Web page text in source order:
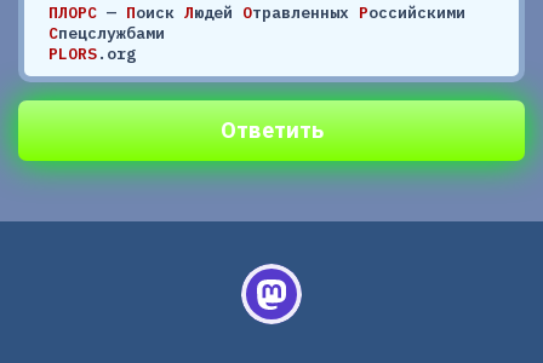
ПЛОРС — Поиск Людей Отравленных Российскими
Спецслужбами
PLORS.org
Ответить